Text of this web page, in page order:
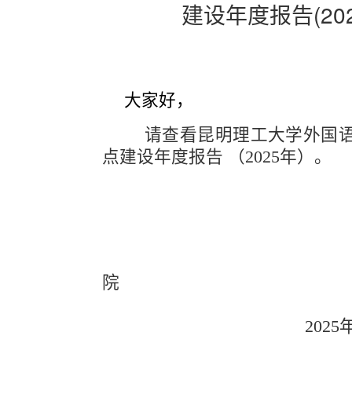
建设年度报告
大家好，
请查看昆明理工大学外国
点建设年度报告 （2025年）。
院
2025